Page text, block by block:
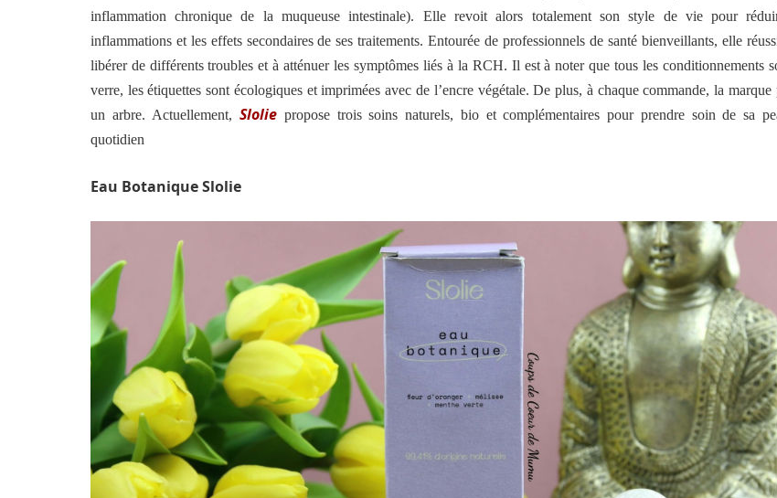
inflammation chronique de la muqueuse intestinale). Elle revoit alors totalement son style de vie pour
inflammations et les effets secondaires de ses traitements. Entourée de professionnels de santé bienveillants, elle
libérer de différents troubles et à atténuer les symptômes liés à la RCH. Il est à noter que tous les conditionnements
verre, les étiquettes sont écologiques et imprimées avec de l’encre végétale. De plus, à chaque commande, la marque
un arbre. Actuellement,Slolie propose trois soins naturels, bio et complémentaires pour prendre soin de sa
quotidien
Eau Botanique Slolie